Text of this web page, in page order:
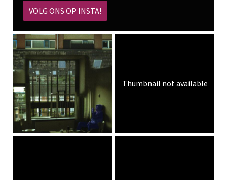
VOLG ONS OP INSTA!
Thumbnail not available